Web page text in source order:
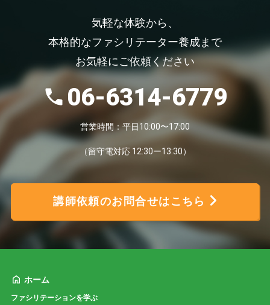
気軽な体験から、
本格的なファシリテーター養成まで
お気軽にご依頼ください
06-6314-6779
営業時間：平日10:00〜17:00
（留守電対応 12:30ー13:30）
講師依頼のお問合せはこちら
ホーム
ファシリテーションを学ぶ